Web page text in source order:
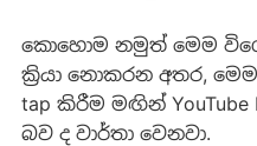
කොහොම නමුත් මෙම
ක්‍රියා නොකරන අතර,
tap කිරීම මඟින් YouTube
බව ද වාර්තා වෙනවා.